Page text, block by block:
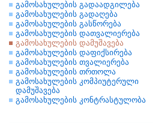
გამოსახულების გადაადგილება
გამოსახულების გადაღება
გამოსახულების გასწორება
გამოსახულების დათვალიერება
გამოსახულების დამუშავება
გამოსახულების დაფიქსირება
გამოსახულების თვალიერება
გამოსახულების თრთოლა
გამოსახულების კომპიუტერული
დამუშავება
გამოსახულების კონტრასტულობა